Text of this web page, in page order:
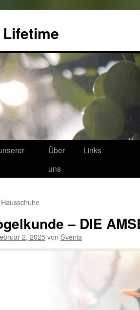
Über
uns
Links
– DIE
2, 2025von Svenia